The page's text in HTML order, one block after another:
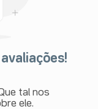
tal nos
ele.